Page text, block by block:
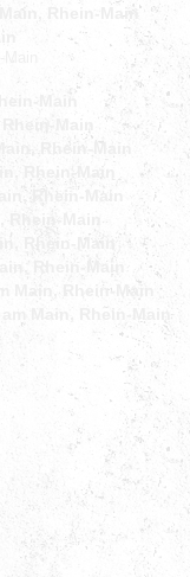
Rhein-Main
Main
Main
Rhein-Main
Rhein-Main
Rhein-Main
Main
Rhein-Main
Rhein-Main
Main, Rhein-Main
Main, Rhein-Main